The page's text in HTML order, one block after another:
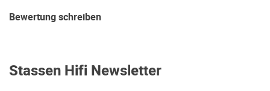
Bewertung schreiben
Stassen Hifi Newsletter